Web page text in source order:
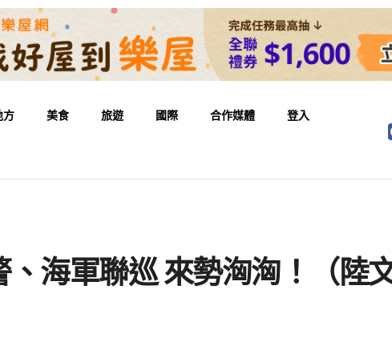
方 美食 旅遊 國際 合作媒體 登入
海軍聯巡 來勢洶洶！（陸文